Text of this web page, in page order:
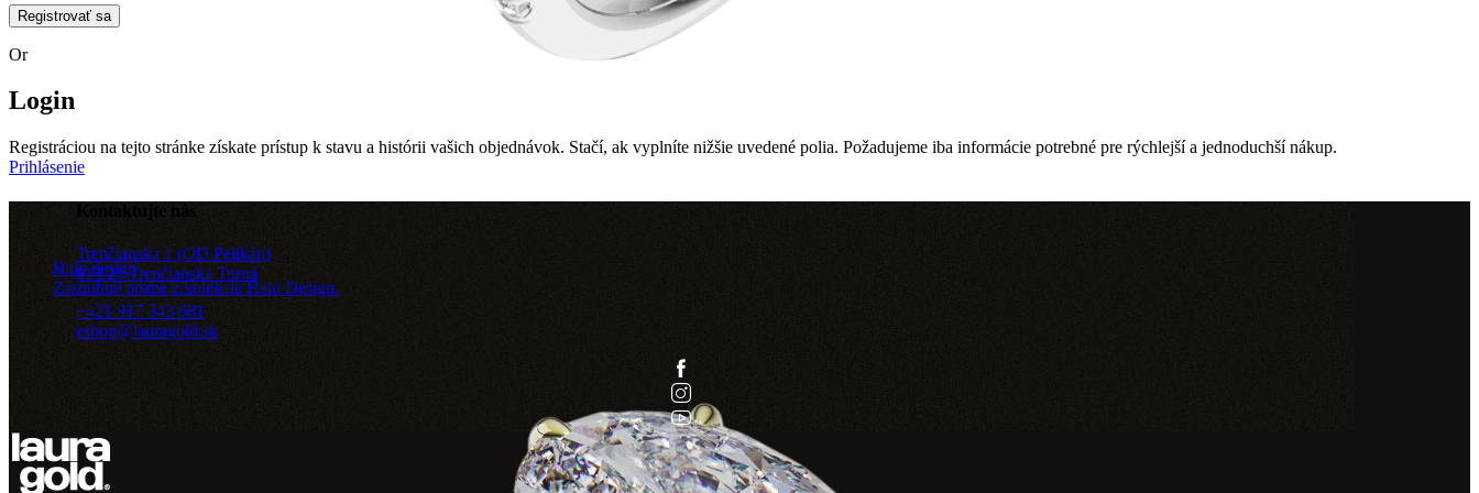
Halo design
Zásnubné prstne z kolekcie Halo Design.
Registrovať sa
Or
Login
Registráciou na tejto stránke získate prístup k stavu a histórii vašich objednávok. Stačí, ak vyplníte nižšie uvedené polia. Požadujeme iba informácie potrebné pre rýchlejší a jednoduchší nákup.
Prihlásenie
Kontaktujte nás
Trenčianska 1 (OD Pelikán)
913 21 Trenčianska Turná
+421 917 343 681
eshop@lauragold.sk